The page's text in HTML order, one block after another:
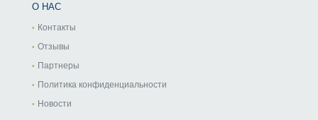
О НАС
Контакты
Отзывы
Партнеры
Политика конфиденциальности
Новости